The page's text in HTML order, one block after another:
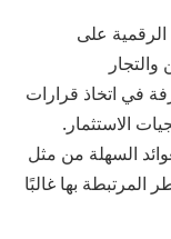
على
في اتخاذ قرارات
الاستثمار.
السهلة من مثل
المرتبطة بها غالبًا